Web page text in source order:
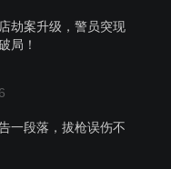
劫案升级，警员突现
局！
一段落，拔枪误伤不